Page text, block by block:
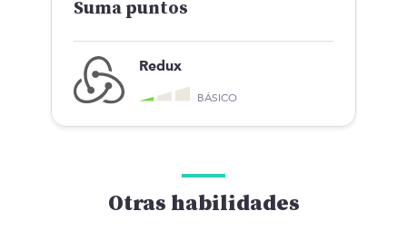
Suma puntos
Redux
BÁSICO
Otras habilidades